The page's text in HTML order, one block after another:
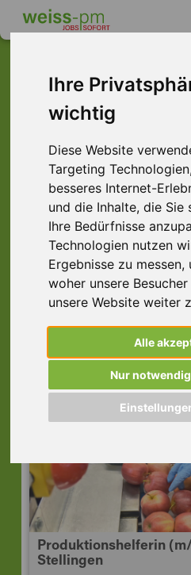
Ihre
wichtig
Diese Website
Targeting
besseres Internet-
und die Inhalte, die Sie
Ihre Bedürfnisse
Technologien nutzen
Ergebnisse zu messen,
woher unsere
unsere Website weiter
Alle
Nur
Dieser Job
nicht mehr
... aber vielleicht ist
Mitarbeiter (m/w/d)
| Qualitätssicherung
22525 Hamburg
Produktionshelferin
Stellingen